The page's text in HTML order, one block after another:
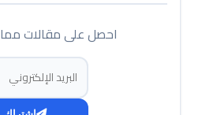
احصل على مقالات
البريد الإلكتروني